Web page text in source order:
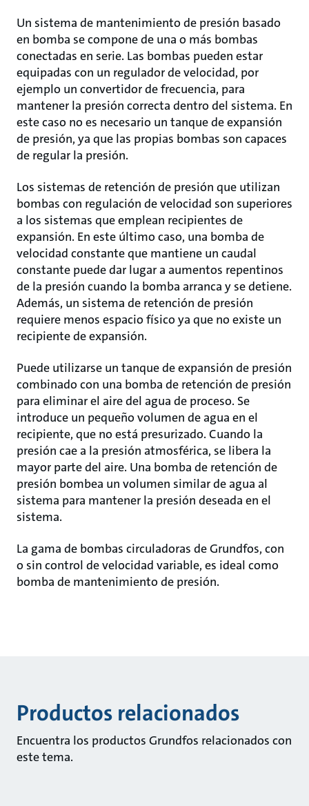
Un sistema de mantenimiento de presión basado
en bomba se compone de una o más bombas
conectadas en serie. Las bombas pueden estar
equipadas con un regulador de velocidad, por
ejemplo un convertidor de frecuencia, para
mantener la presión correcta dentro del sistema. En
este caso no es necesario un tanque de expansión
de presión, ya que las propias bombas son capaces
de regular la presión.
Los sistemas de retención de presión que utilizan
bombas con regulación de velocidad son superiores
a los sistemas que emplean recipientes de
expansión. En este último caso, una bomba de
velocidad constante que mantiene un caudal
constante puede dar lugar a aumentos repentinos
de la presión cuando la bomba arranca y se detiene.
Además, un sistema de retención de presión
requiere menos espacio físico ya que no existe un
recipiente de expansión.
Puede utilizarse un tanque de expansión de presión
combinado con una bomba de retención de presión
para eliminar el aire del agua de proceso. Se
introduce un pequeño volumen de agua en el
recipiente, que no está presurizado. Cuando la
presión cae a la presión atmosférica, se libera la
mayor parte del aire. Una bomba de retención de
presión bombea un volumen similar de agua al
sistema para mantener la presión deseada en el
sistema.
La gama de bombas circuladoras de Grundfos, con
o sin control de velocidad variable, es ideal como
bomba de mantenimiento de presión.
Productos relacionados
Encuentra los productos Grundfos relacionados con
este tema.